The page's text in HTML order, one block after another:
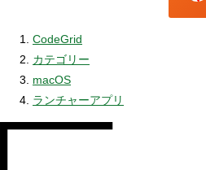
CodeGrid
カテゴリー
macOS
ランチャーアプリ